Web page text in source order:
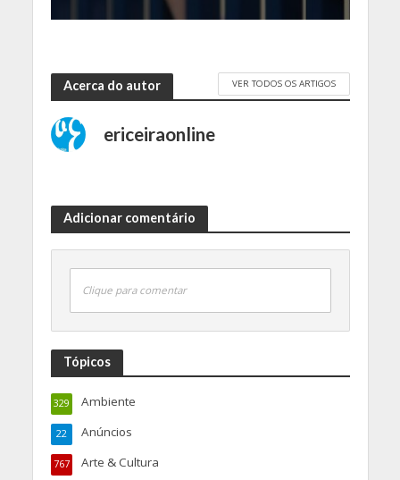
Acerca do autor VER TODOS OS ARTIGOS
ericeiraonline
Adicionar comentário
Clique para comentar
Tópicos
Ambiente
329
Anúncios
22
Arte & Cultura
767